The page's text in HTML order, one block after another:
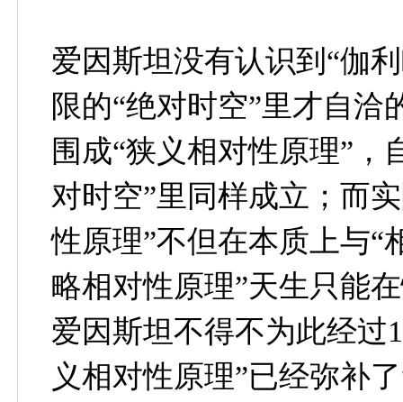
爱因斯坦没有认识到“伽
限的“绝对时空”里才自
围成“狭义相对性原理”，
对时空”里同样成立；而
性原理”不但在本质上与“
略相对性原理”天生只能
爱因斯坦不得不为此经过
义相对性原理”已经弥补